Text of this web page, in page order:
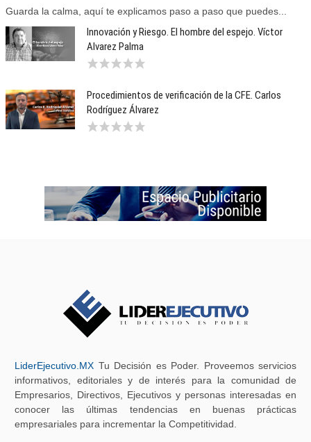
Guarda la calma, aquí te explicamos paso a paso que puedes...
Innovación y Riesgo. El hombre del espejo. Víctor
Alvarez Palma
Procedimientos de verificación de la CFE. Carlos
Rodríguez Álvarez
LiderEjecutivo.MX Tu Decisión es Poder. Proveemos servicios
informativos, editoriales y de interés para la comunidad de
Empresarios, Directivos, Ejecutivos y personas interesadas en
conocer las últimas tendencias en buenas prácticas
empresariales para incrementar la Competitividad.